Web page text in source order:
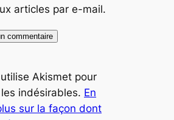
articles par e-mail.
Akismet pour
indésirables. En
sur la façon dont